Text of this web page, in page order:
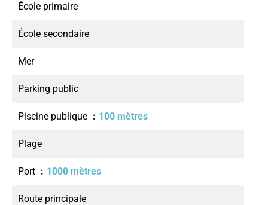
École primaire
École secondaire
Mer
Parking public
Piscine publique 100 mètres
Plage
Port 1000 mètres
Route principale